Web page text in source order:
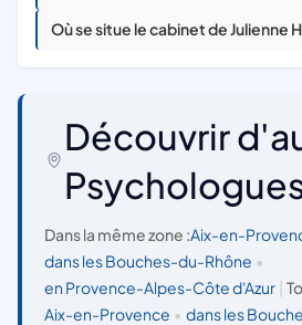
Où se situe le cabinet de Julienne
Découvrir
Dans la même zone :Aix-en-
dans les Bouches-du-Rhône •
en Provence-Alpes-Côte d'Azur
Aix-en-Provence • dans les